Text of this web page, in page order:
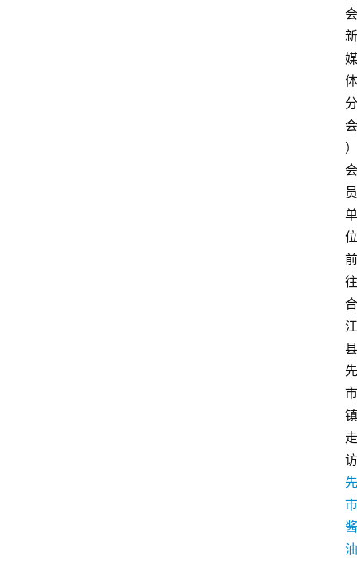
会
新
媒
体
分
会
）
会
员
单
位
前
往
合
江
县
先
市
镇
走
访
先
市
酱
油